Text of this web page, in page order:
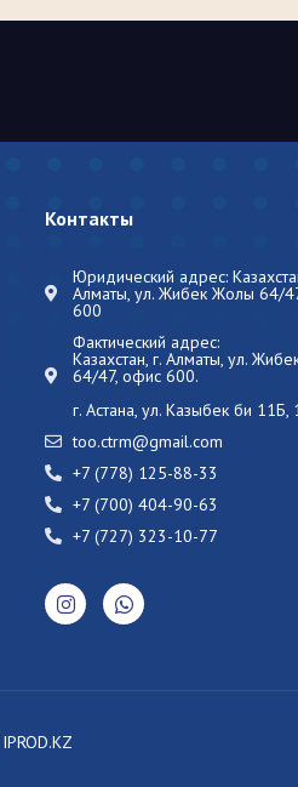
Контакты
Юридический адрес:
Алматы, ул. Жибек Жолы 64/
600
Фактический адрес:
Казахстан, г. Алматы, ул.
64/47, офис 600.
г. Астана, ул. Казыбек би 11Б,
too.ctrm@gmail.com
+7 (778) 125-88-33
+7 (700) 404-90-63
+7 (727) 323-10-77
IPROD.KZ